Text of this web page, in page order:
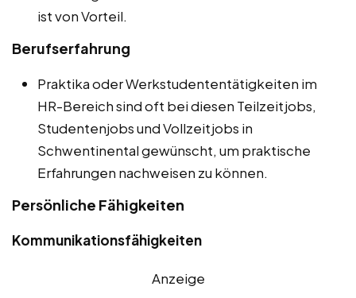
ist von Vorteil.
Berufserfahrung
Praktika oder Werkstudententätigkeiten im
HR-Bereich sind oft bei diesen Teilzeitjobs,
Studentenjobs und Vollzeitjobs in
Schwentinental gewünscht, um praktische
Erfahrungen nachweisen zu können.
Persönliche Fähigkeiten
Kommunikationsfähigkeiten
Anzeige